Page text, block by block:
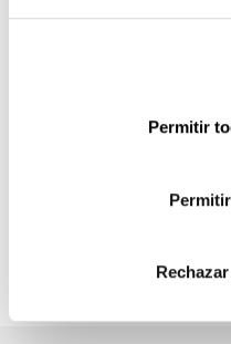
Permitir
PUBLICACIONES
WEBINARS Y